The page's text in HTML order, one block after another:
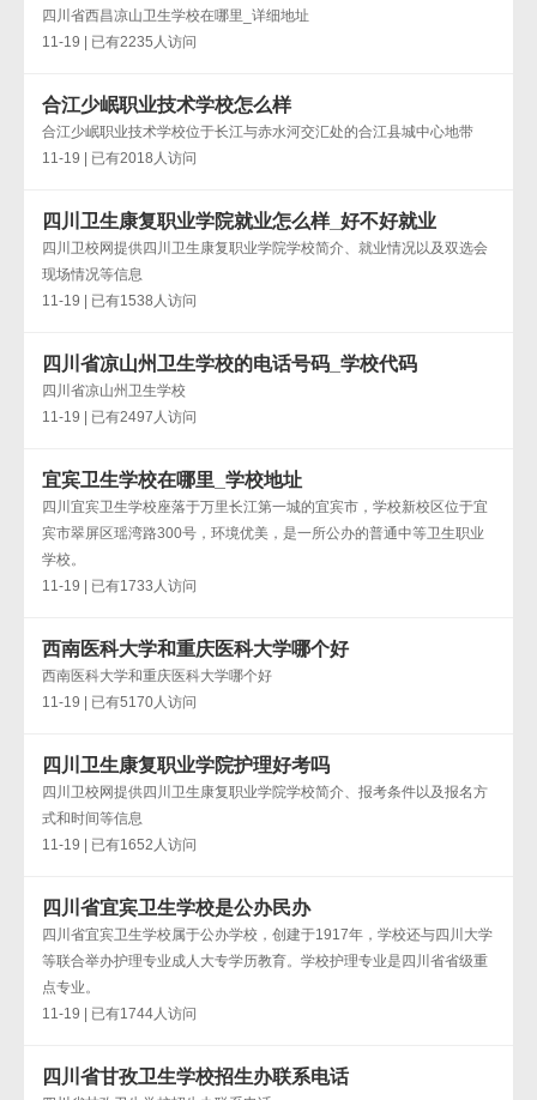
四川省西昌凉山卫生学校在哪里_详细地址
11-19 | 已有2235人访问
合江少岷职业技术学校怎么样
合江少岷职业技术学校位于长江与赤水河交汇处的合江县城中心地带
11-19 | 已有2018人访问
四川卫生康复职业学院就业怎么样_好不好就业
四川卫校网提供四川卫生康复职业学院学校简介、就业情况以及双选会
现场情况等信息
11-19 | 已有1538人访问
四川省凉山州卫生学校的电话号码_学校代码
四川省凉山州卫生学校
11-19 | 已有2497人访问
宜宾卫生学校在哪里_学校地址
四川宜宾卫生学校座落于万里长江第一城的宜宾市，学校新校区位于宜
宾市翠屏区瑶湾路300号，环境优美，是一所公办的普通中等卫生职业
学校。
11-19 | 已有1733人访问
西南医科大学和重庆医科大学哪个好
西南医科大学和重庆医科大学哪个好
11-19 | 已有5170人访问
四川卫生康复职业学院护理好考吗
四川卫校网提供四川卫生康复职业学院学校简介、报考条件以及报名方
式和时间等信息
11-19 | 已有1652人访问
四川省宜宾卫生学校是公办民办
四川省宜宾卫生学校属于公办学校，创建于1917年，学校还与四川大学
等联合举办护理专业成人大专学历教育。学校护理专业是四川省省级重
点专业。
11-19 | 已有1744人访问
四川省甘孜卫生学校招生办联系电话